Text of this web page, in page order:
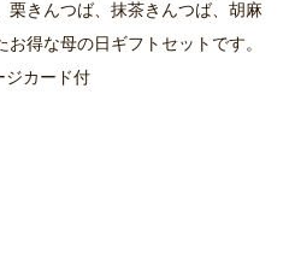
栗きんつば、抹茶きんつば、胡麻
得な母の日ギフトセットです。
ージカード付